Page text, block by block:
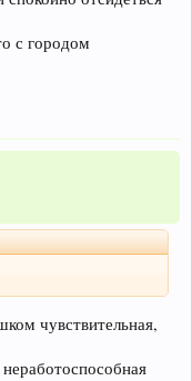
с городом
чувствительная,